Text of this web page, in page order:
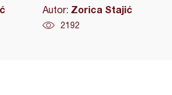
Autor: Zorica Stajić
2192